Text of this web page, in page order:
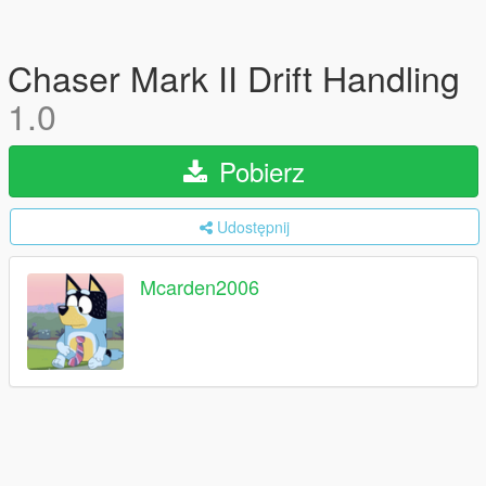
Chaser Mark II Drift Handling
1.0
Pobierz
Udostępnij
Mcarden2006